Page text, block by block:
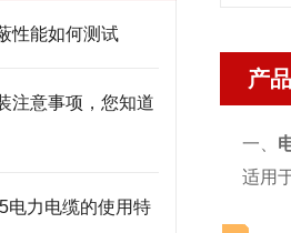
性能如何测试
注意事项，您知道
电力电缆的使用特
产
一、
适用